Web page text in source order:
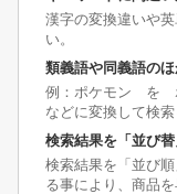
漢字の変換違いや
い。
類義語や同義語の
例：ポケモン を
などに変換して検索
検索結果を「並び
検索結果を「並び
る事により、商品